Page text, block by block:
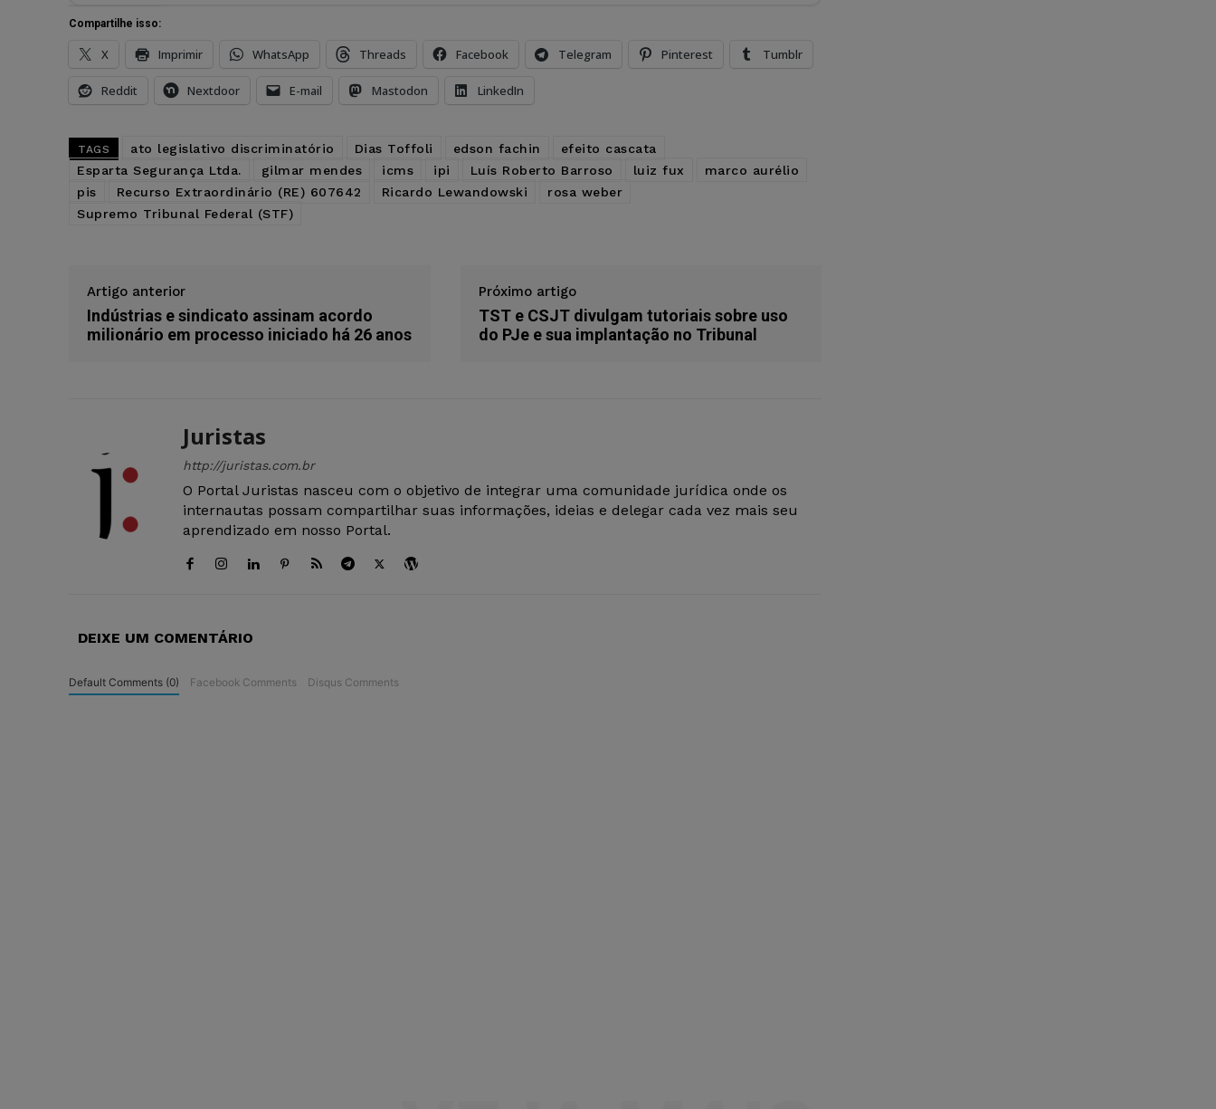
Compartilhe isso:
X Imprimir WhatsApp Threads Facebook Telegram Pinterest Tumblr
Reddit Nextdoor E-mail Mastodon LinkedIn
TAGS ato legislativo discriminatório Dias Toffoli edson fachin
efeito cascata
Esparta Segurança Ltda.
gilmar mendes icms ipi Luís Roberto Barroso luiz fux
marco aurélio
pis
Recurso Extraordinário (RE) 607642 Ricardo Lewandowski
rosa weber
Supremo Tribunal Federal (STF)
Artigo anterior
Indústrias e sindicato assinam acordo
milionário em processo iniciado há 26 anos
Próximo artigo
TST e CSJT divulgam tutoriais sobre uso
do PJe e sua implantação no Tribunal
Juristas
http://juristas.com.br
O Portal Juristas nasceu com o objetivo de integrar uma comunidade jurídica onde os
internautas possam compartilhar suas informações, ideias e delegar cada vez mais seu
aprendizado em nosso Portal.
DEIXE UM COMENTÁRIO
Default Comments (0) Facebook Comments Disqus Comments